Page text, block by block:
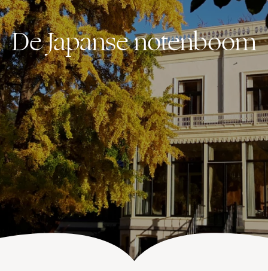
ALLES OP ÉÉN LOCATIE
TROUWZALEN
VOORBEELDOFFERTE
BRUIDSSUITE
TROUWLOCATIE ROUTE
ARRANGEMENTEN
ACTIVITEITEN
CONGRES OF CONFERENTIE
EVENEMENT
VERGADERING
VERGADEREN MET OVERNACHTING
ZALEN
JUBILEUM
FEEST
CONCERT
GROEPSDINER
UITVAART EN CONDOLEANCE
OVER KASTEEL DE VANENBURG
GESCHIEDENIS
ONS TEAM
AGENDA
PLATTEGROND
VERHALEN
IN DE OMGEVING
HUISREGELS EN VEELGESTELDE VRAGEN
Vanenburgerallee 13
3882 RH Putten
Route plannen
info@vanenburg.nl
0341 375 454
De Japanse notenboom